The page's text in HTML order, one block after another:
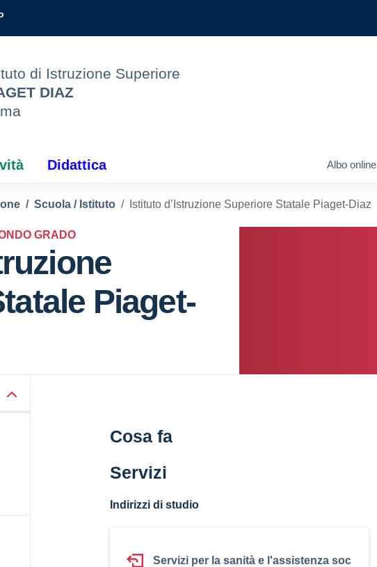
di Istruzione Superiore
DIAZ
Didattica Albo online
Scuola / Istituto Istituto d’Istruzione Superiore Statale Piaget-Diaz
GRADO
Piaget-
Cosa fa
Servizi
Indirizzi di studio
Servizi per la sanità e l'assistenza soc